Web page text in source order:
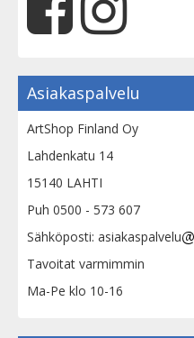
Asiakaspalvelu
ArtShop Finland Oy
Lahdenkatu 14
15140 LAHTI
Puh 0500 - 573 607
Sähköposti: asiakaspalvelu
Tavoitat varmimmin
Ma-Pe klo 10-16